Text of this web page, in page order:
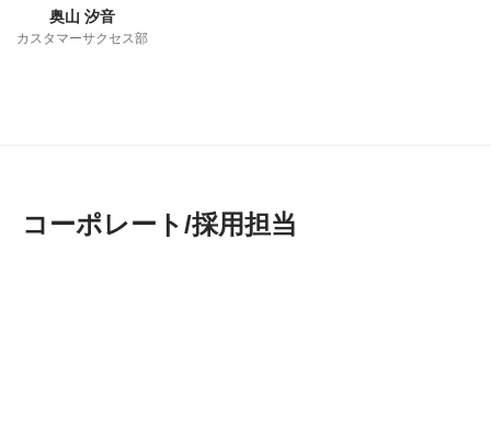
奥山 汐音
カスタマーサクセス部
コーポレート/採用担当